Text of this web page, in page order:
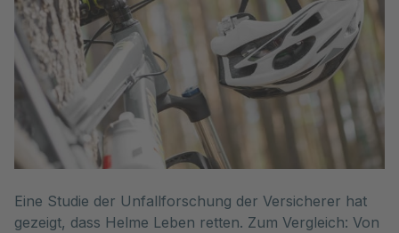
Eine Studie der Unfallforschung der Versicherer hat
gezeigt, dass Helme Leben retten. Zum Vergleich: Von